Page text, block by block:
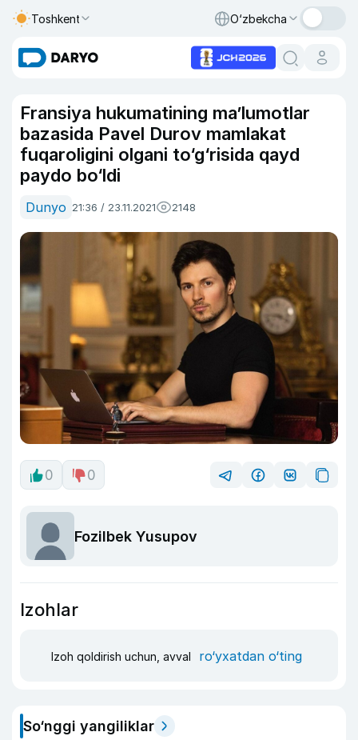
Toshkent O‘zbekcha
Fransiya hukumatining ma’lumotlar
bazasida Pavel Durov mamlakat
fuqaroligini olgani to‘g‘risida qayd
paydo bo‘ldi
Dunyo 21:36 / 23.11.2021 2148
0 0
Fozilbek Yusupov
Izohlar
Izoh qoldirish uchun, avval ro‘yxatdan o‘ting
So‘nggi yangiliklar